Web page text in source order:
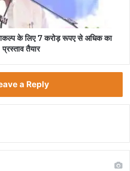
के लिए 7 करोड़ रूपए से अधिक का
प्रस्ताव तैयार
a Reply